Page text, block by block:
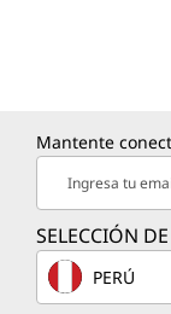
Mantente
Ingresa tu
SELECCIÓN
PERÚ